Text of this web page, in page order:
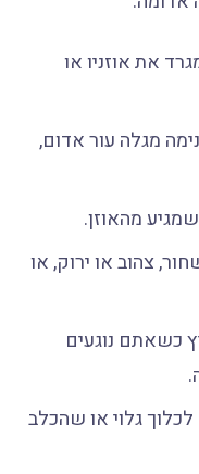
את אוזניו או
מגלה עור אדום,
מהאוזן.
צהוב או ירוק, או
כשאתם נוגעים
גלוי או שהכלב